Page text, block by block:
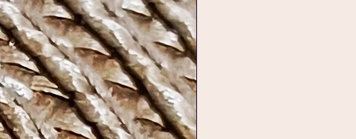
opção para presentear
versátil e cheia de